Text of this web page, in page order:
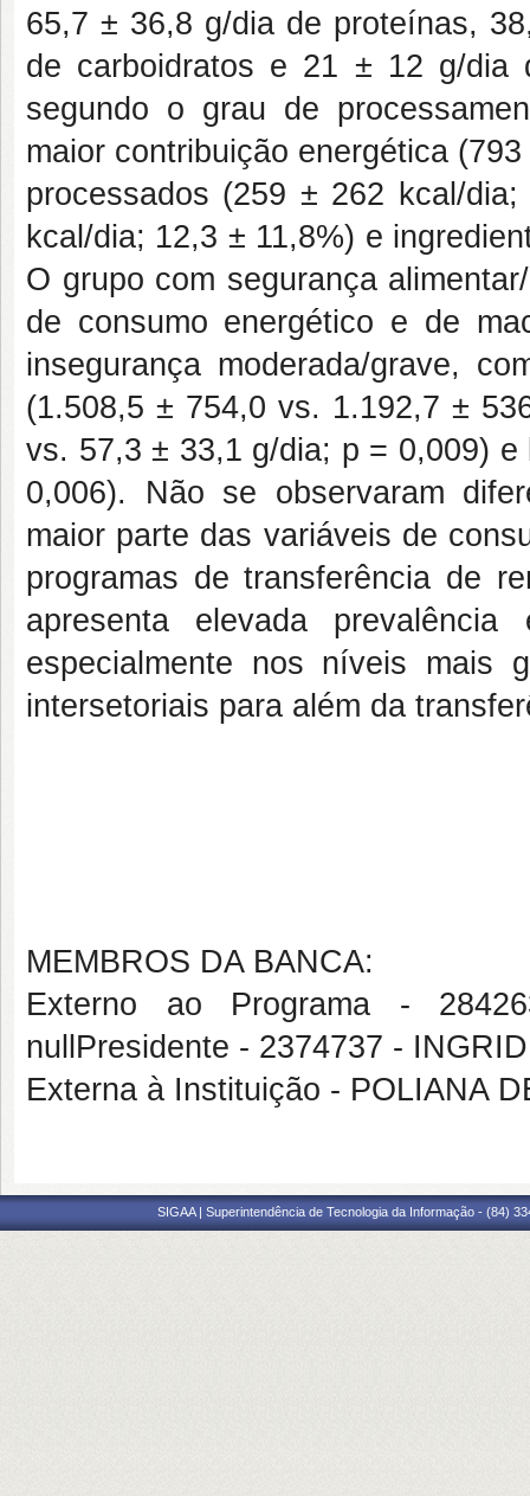
65,7 ± 36,8 g/dia de proteínas,
de carboidratos e 21 ± 12 g/dia
segundo o grau de
maior contribuição energética
processados (259 ± 262 kcal/
kcal/dia; 12,3 ± 11,8%) e
O grupo com segurança
de consumo energético e de
insegurança moderada/grave,
(1.508,5 ± 754,0 vs. 1.192,7 ±
vs. 57,3 ± 33,1 g/dia; p = 0,009)
0,006). Não se observaram
maior parte das variáveis de
programas de transferência de
apresenta elevada
especialmente nos níveis mais
intersetoriais para além da
MEMBROS DA BANCA:
Externo ao Programa -
nullPresidente - 2374737 -
Externa à Instituição - POLIANA
SIGAA | Superintendência de Tecnologia da Informação - (84)